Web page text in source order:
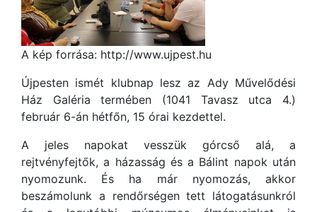
A kép forrása: http://www.ujpest.hu
Újpesten ismét klubnap lesz az Ady Művelődési
Ház Galéria termében (1041 Tavasz utca 4.)
február 6-án hétfőn, 15 órai kezdettel.
A jeles napokat vesszük górcső alá, a
rejtvényfejtők, a házasság és a Bálint napok után
nyomozunk. És ha már nyomozás, akkor
beszámolunk a rendőrségen tett látogatásunkról